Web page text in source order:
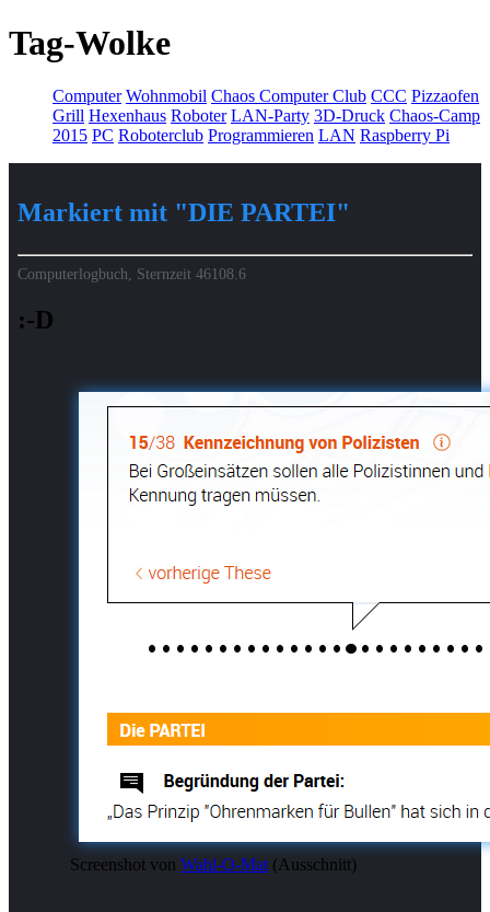
Tag-Wolke
Computer Wohnmobil Chaos Computer Club CCC Pizzaofen
Grill Hexenhaus Roboter LAN-Party 3D-Druck Chaos-Camp
2015 PC Roboterclub Programmieren LAN Raspberry Pi
Markiert mit "DIE PARTEI"
Computerlogbuch, Sternzeit 46108.6
:-D
Screenshot von Wahl-O-Mat (Ausschnitt)